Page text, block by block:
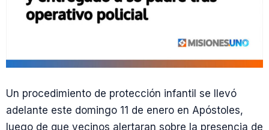
Un procedimiento de protección infantil se llevó
adelante este domingo 11 de enero en Apóstoles,
luego de que vecinos alertaran sobre la presencia de